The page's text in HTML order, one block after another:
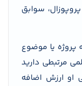
سوابق
پروژه یا موضوع
مرتبطی دارید
او ارزش اضافه